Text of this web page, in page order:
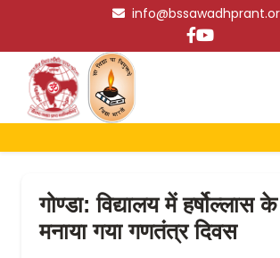
गोण्डा: विद्यालय में हर्षोल्लास
मनाया गया गणतंत्र दिवस